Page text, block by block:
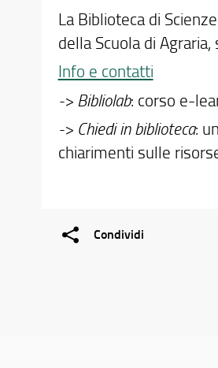
La Biblioteca di
della Scuola di
Info e contatti
-> Bibliolab: corso e-
-> Chiedi in biblioteca:
chiarimenti sulle
Condividi